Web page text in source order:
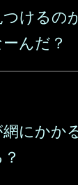
けるの
んだ？
にかか